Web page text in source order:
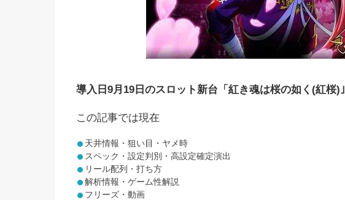
導入日9月19日のスロット新台「紅き魂は桜の如く(紅桜)｣
この記事では現在
天井情報・狙い目・ヤメ時
スペック・設定判別・高設定確定演出
リール配列・打ち方
解析情報・ゲーム性解説
フリーズ・動画